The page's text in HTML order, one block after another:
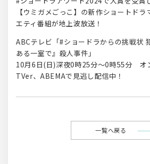
【ウミガメごっこ】の新作ショートドラ
エティ番組が地上波放送！
ABCテレビ「#ショードラからの挑戦状
ある一室で』殺人事件」
10月6日(日)深夜0時25分〜0時55分 オ
TVer、ABEMAで見逃し配信中！
一覧へ戻る